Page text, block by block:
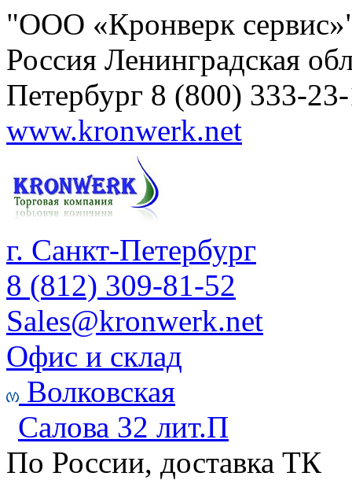
"ООО «Кронверк
Россия Ленинградская
Петербург 8 (800) 333-
www.kronwerk.net
г. Санкт-Петербург
8 (812) 309-81-52
Sales@kronwerk.net
Офис и склад
Волковская
Салова 32 лит.П
По России, доставка ТК